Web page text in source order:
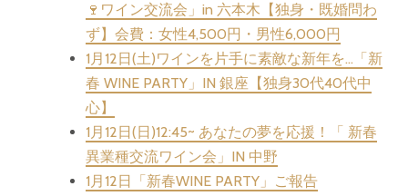
🍷ワイン交流会」in 六本木【独身・既婚問わ
ず】会費：女性4,500円・男性6,000円
1月12日(土)ワインを片手に素敵な新年を…「新
春 WINE PARTY」IN 銀座【独身30代40代中
心】
1月12日(日)12:45~ あなたの夢を応援！「 新春
異業種交流ワイン会」IN 中野
1月12日「新春WINE PARTY」ご報告